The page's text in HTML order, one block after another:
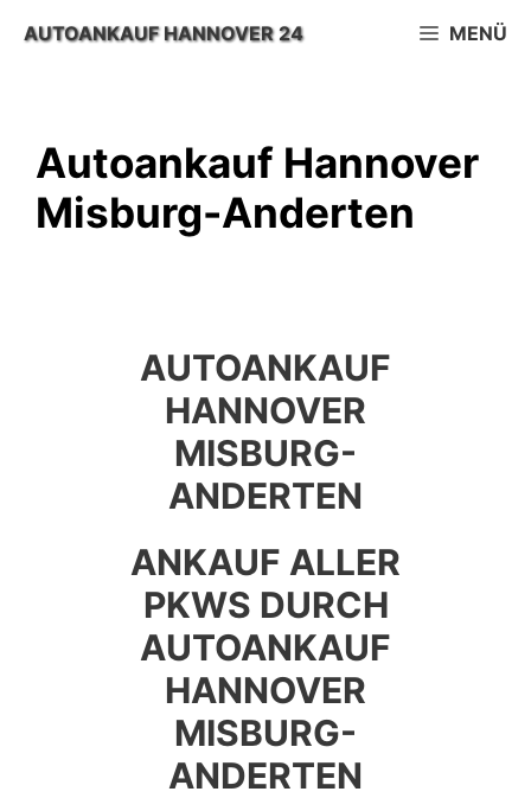
InhaltAUTOANKAUF HANNOVER 24 MENÜ
Autoankauf Hannover
Misburg-Anderten
AUTOANKAUF
HANNOVER
MISBURG-
ANDERTEN
ANKAUF ALLER
PKWS DURCH
AUTOANKAUF
HANNOVER
MISBURG-
ANDERTEN